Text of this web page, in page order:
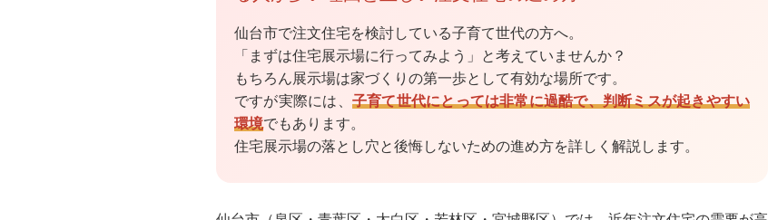
仙台市で注文住宅を検討している子育て世代の方へ。
「まずは住宅展示場に行ってみよう」と考えていませんか？
もちろん展示場は家づくりの第一歩として有効な場所です。
ですが実際には、 子育て世代にとっては非常に過酷で、判断ミスが起きやすい
環境でもあります。
住宅展示場の落とし穴と後悔しないための進め方を詳しく解説します。